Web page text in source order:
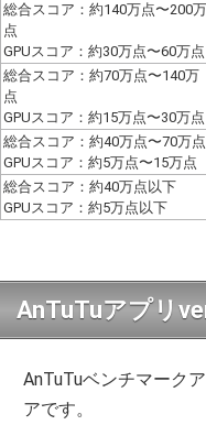
総合スコア：約140万点〜200万
点
GPUスコア：約30万点〜60万点
総合スコア：約70万点〜140万
点
GPUスコア：約15万点〜30万点
総合スコア：約40万点〜70万点
GPUスコア：約5万点〜15万点
総合スコア：約40万点以下
GPUスコア：約5万点以下
AnTuTuアプリ
AnTuTuベンチマーク
アです。